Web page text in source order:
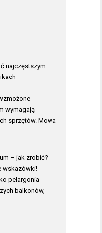
najczęstszym
wymagają
sprzętów. Mowa
– jak zrobić?
wskazówki!
pelargonia
balkonów,